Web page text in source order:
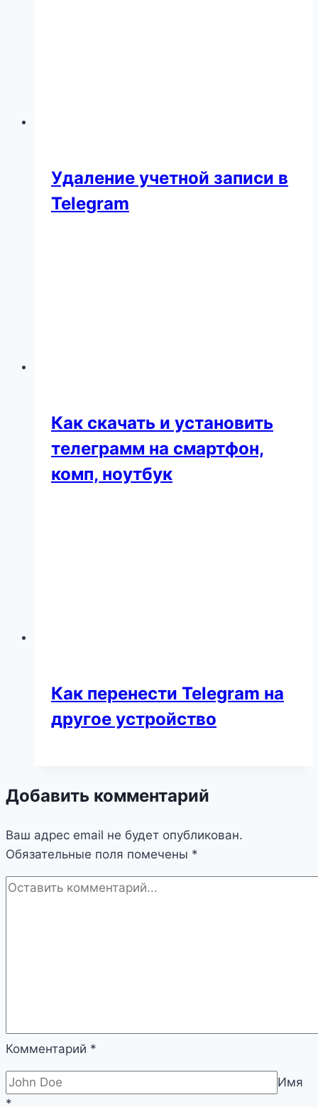
Удаление учетной записи в
Telegram
Как скачать и установить
телеграмм на смартфон,
комп, ноутбук
Как перенести Telegram на
другое устройство
Добавить комментарий
Ваш адрес email не будет опубликован.
Обязательные поля помечены *
Комментарий *
Имя
*